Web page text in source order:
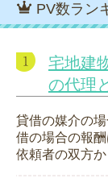
PV数ラン
宅地建
の代理
貸借の媒介の
借の場合の報
依頼者の双方